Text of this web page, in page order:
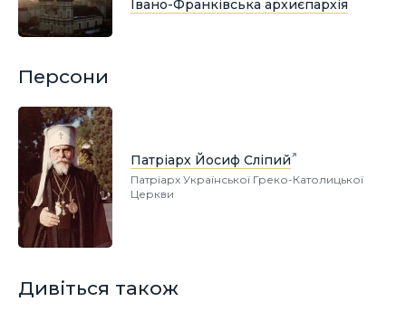
Івано-Франківська архиєпархія
Персони
Патріарх Йосиф Сліпий
Патріарх Української Греко-Католицької
Церкви
Дивіться також